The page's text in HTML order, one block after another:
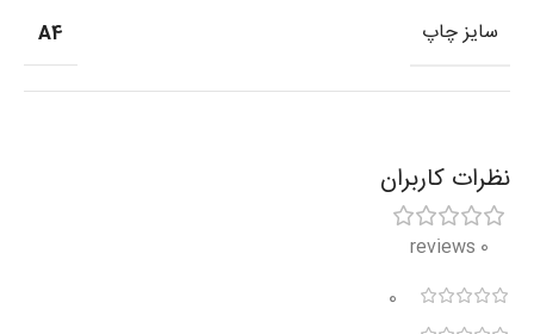
سایز چاپ A4
نظرات کاربران
0 reviews
0